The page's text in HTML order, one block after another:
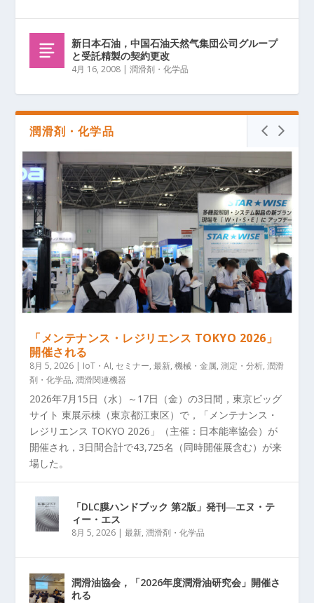
新日本石油，中国石油天然气集団公司グループ
と受託精製の契約更改
4月 16, 2008 |潤滑剤・化学品
潤滑剤・化学品
「メンテナンス・レジリエンス TOKYO 2026」
開催される
8月 5, 2026 | IoT・AI, セミナー,最新,機械・金属,測定・分析,潤滑
剤・化学品,潤滑関連機器
2026年7月15日（水）～17日（金）の3日間，東京ビッグ
サイト 東展示棟（東京都江東区）で，「メンテナンス・
レジリエンス TOKYO 2026」（主催：日本能率協会）が
開催され，3日間合計で43,725名（同時開催展含む）が来
場した。
「DLC膜ハンドブック 第2版」発刊―エヌ・テ
ィー・エス
8月 5, 2026 |最新,潤滑剤・化学品
潤滑油協会，「2026年度潤滑油研究会」開催さ
れる